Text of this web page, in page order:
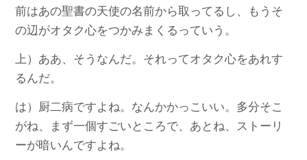
前はあの聖書の天使の名前から取ってるし、もうそ
の辺がオタク心をつかみまくるっていう。
上）ああ、そうなんだ。それってオタク心をあれす
るんだ。
は）厨二病ですよね。なんかかっこいい。多分そこ
がね、まず一個すごいところで、あとね、ストーリ
ーが暗いんですよね。